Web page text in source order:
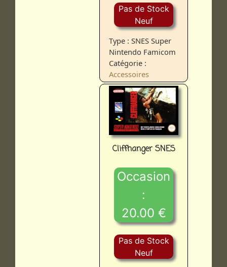
Pas de Stock
Neuf
Type : SNES Super
Nintendo Famicom
Catégorie :
Accessoires
Cliffhanger SNES
Occasion
:
20.00 €
Pas de Stock
Neuf